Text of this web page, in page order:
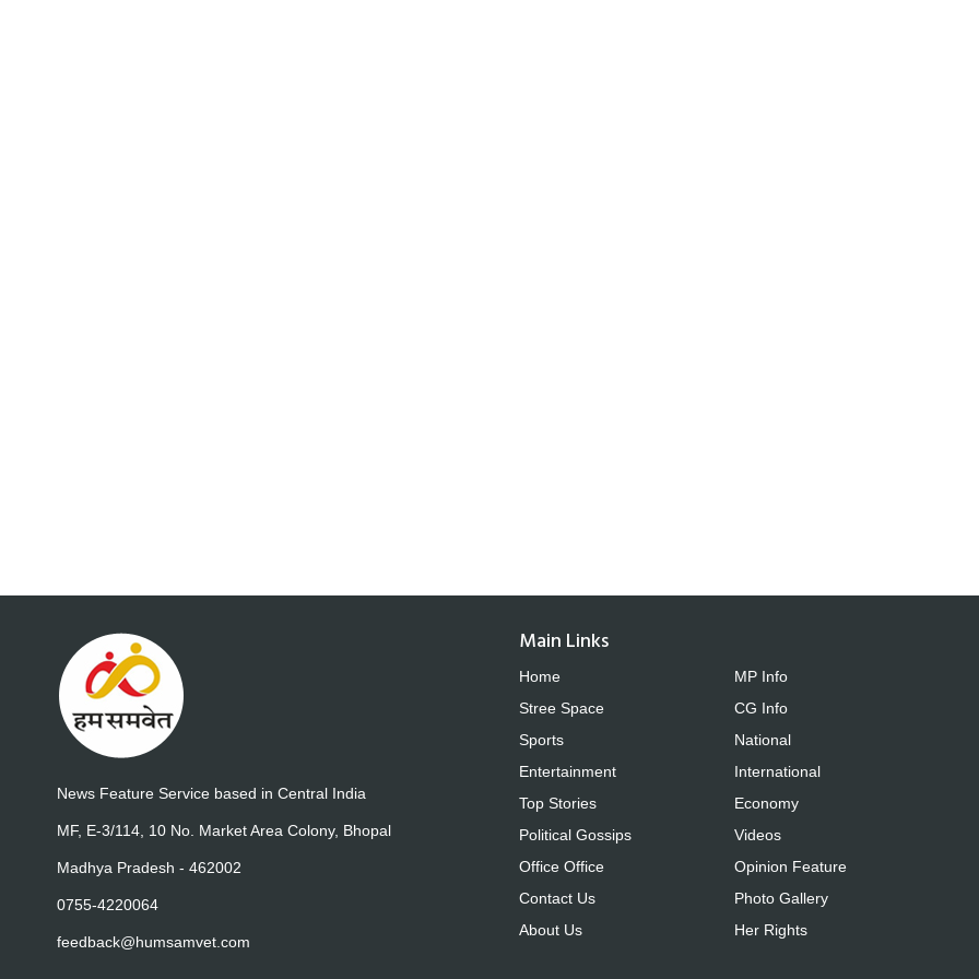
News Feature Service based in Central India
MF, E-3/114, 10 No. Market Area Colony, Bhopal
Madhya Pradesh - 462002
0755-4220064
feedback@humsamvet.com
Main Links
Home
Stree Space
Sports
Entertainment
Top Stories
Political Gossips
Office Office
Contact Us
About Us
MP Info
CG Info
National
International
Economy
Videos
Opinion Feature
Photo Gallery
Her Rights